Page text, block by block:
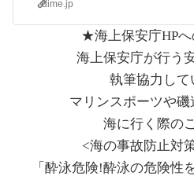
dime.jp
★海上保安庁HP
海上保安庁が行う
執筆協力して
マリンスポーツや
海に行く際の
<海の事故防止対
「酔泳危険!酔泳の危険性